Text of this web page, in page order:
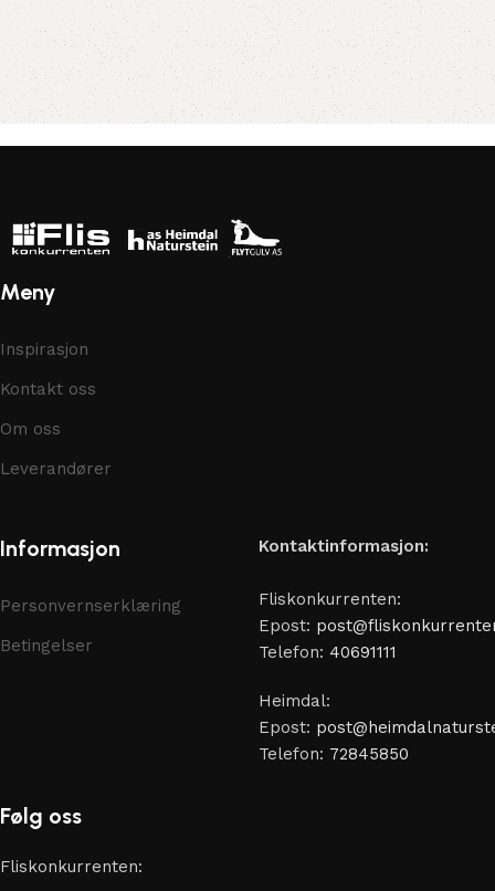
Meny
Inspirasjon
Kontakt oss
Om oss
Leverandører
Informasjon
Personvernserklæring
Betingelser
Kontaktinformasjon:
Fliskonkurrenten:
Epost:
Telefon: 40691111
Heimdal:
Epost:
Telefon: 72845850
Følg oss
Fliskonkurrenten: